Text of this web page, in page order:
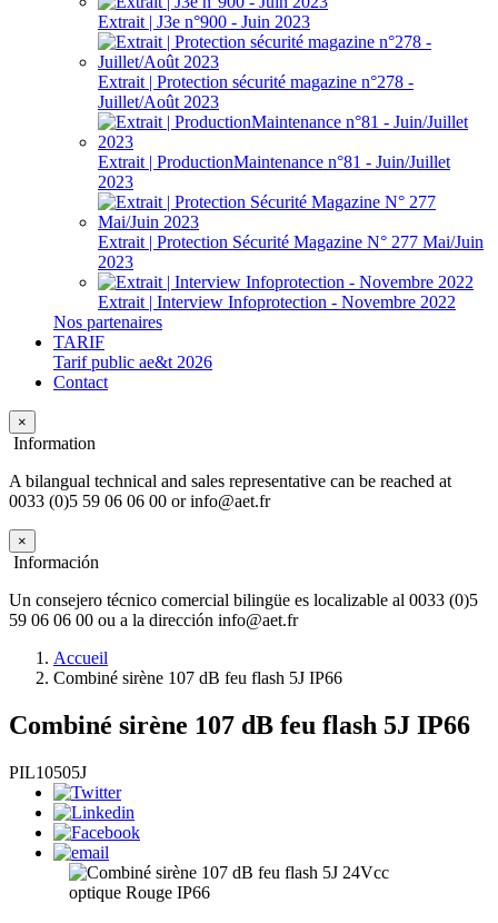
Extrait | J3e n°900 - Juin 2023
Extrait | Protection sécurité magazine n°278 -
Juillet/Août 2023
Extrait | ProductionMaintenance n°81 - Juin/Juillet
2023
Extrait | Protection Sécurité Magazine N° 277 Mai/Juin
2023
Extrait | Interview Infoprotection - Novembre 2022
Nos partenaires
TARIF
Tarif public ae&t 2026
Contact
×
Information
A bilangual technical and sales representative can be reached at
0033 (0)5 59 06 06 00 or info@aet.fr
×
Información
Un consejero técnico comercial bilingüe es localizable al 0033 (0)5
59 06 06 00 ou a la dirección info@aet.fr
Accueil
Combiné sirène 107 dB feu flash 5J IP66
Combiné sirène 107 dB feu flash 5J IP66
PIL10505J